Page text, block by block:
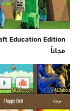
مجاناً